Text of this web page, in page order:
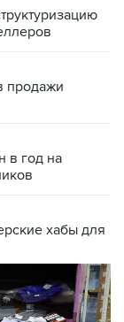
продажи
в год на
хабы для